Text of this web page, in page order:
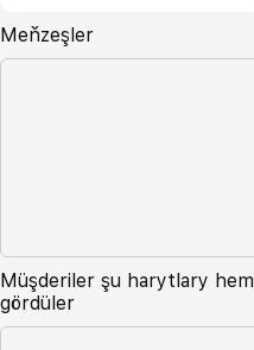
Meňzeşler
Müşderiler şu harytlary hem
gördüler